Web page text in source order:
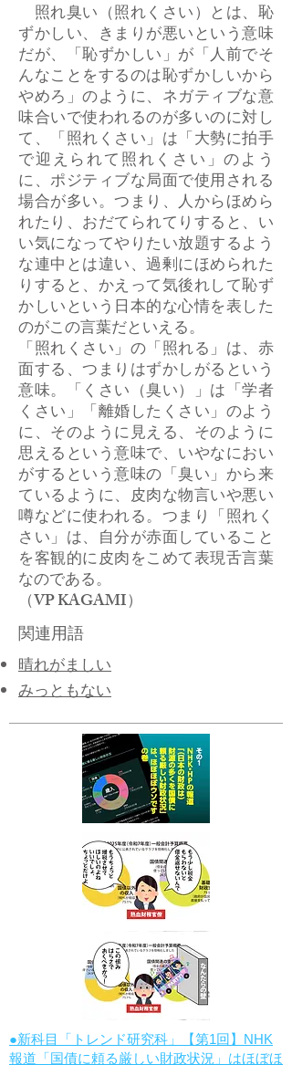
照れ臭い（照れくさい）とは、恥
ずかしい、きまりが悪いという意味
だが、「恥ずかしい」が「人前でそ
んなことをするのは恥ずかしいから
やめろ」のように、ネガティブな意
味合いで使われるのが多いのに対し
て、「照れくさい」は「大勢に拍手
で迎えられて照れくさい」のよう
に、ポジティブな局面で使用される
場合が多い。つまり、人からほめら
れたり、おだてられてりすると、い
い気になってやりたい放題するよう
な連中とは違い、過剰にほめられた
りすると、かえって気後れして恥ず
かしいという日本的な心情を表した
のがこの言葉だといえる。
「照れくさい」の「照れる」は、赤
面する、つまりはずかしがるという
意味。「くさい（臭い）」は「学者
くさい」「離婚したくさい」のよう
に、そのように見える、そのように
思えるという意味で、いやなにおい
がするという意味の「臭い」から来
ているように、皮肉な物言いや悪い
噂などに使われる。つまり「照れく
さい」は、自分が赤面していること
を客観的に皮肉をこめて表現舌言葉
なのである。
（VP KAGAMI）
関連用語
晴れがましい
みっともない
●新科目「トレンド研究科」【第1回】NHK
報道「国債に頼る厳しい財政状況」はほぼほ